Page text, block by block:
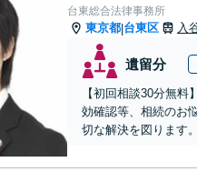
台東総合法律事務所
東京都|台東区 入
遺留分
【初回相談30分無
効確認等、相続のお
切な解決を図ります。